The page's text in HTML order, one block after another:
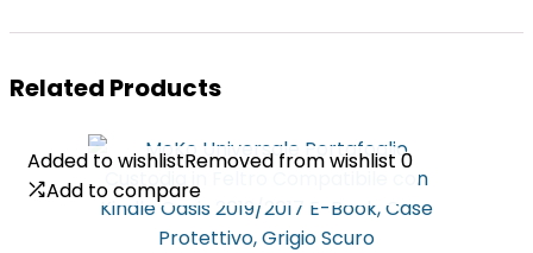
Related Products
Added to wishlistRemoved from wishlist 0
Add to compare
Added to wishlistRemoved from wishlist 0
Add to compare